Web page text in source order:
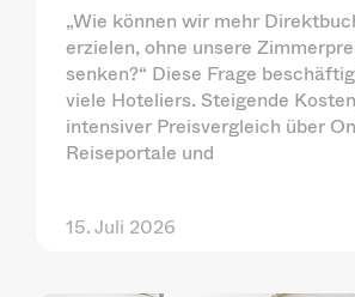
„Wie können wir mehr
erzielen, ohne unsere
senken?“ Diese Frage
viele Hoteliers. Steigende
intensiver Preisvergleich über
Reiseportale und
15. Juli 2026